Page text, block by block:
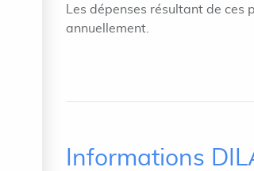
Les dépenses résultant de
annuellement.
Informations